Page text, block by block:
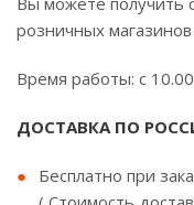
розничных магазинов
Время работы: с
ДОСТАВКА ПО
Бесплатно при